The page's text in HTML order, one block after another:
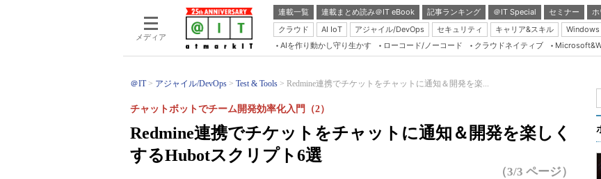
メディア
連載一覧 連載まとめ読み＠IT eBook 記事ランキング ＠IT Special セミナー
クラウド
AI IoT アジャイル/DevOps セキュリティ キャリア&スキル Windows
Server &
Java Agile
Database
AIを作り動かし守り生かす ローコード/ノーコード クラウドネイティブ
＠IT アジャイル/DevOps Test & Tools Redmine連携でチケットをチャットに通知＆開発を楽...
Redmine連携でチケットをチャットに通知＆開発を楽しく
するHubotスクリプト6選
チャットボットでチーム開発効率化入門（2）
（3/3 ページ）